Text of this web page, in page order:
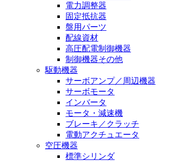
電力調整器
固定抵抗器
盤用パーツ
配線資材
高圧配電制御機器
制御機器その他
駆動機器
サーボアンプ／周辺機器
サーボモータ
インバータ
モータ・減速機
ブレーキ／クラッチ
電動アクチュエータ
空圧機器
標準シリンダ